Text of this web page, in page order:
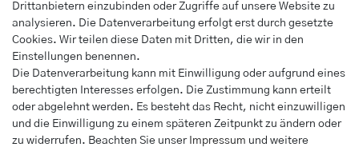
Drittanbietern einzubinden oder Zugriffe auf unsere Website zu
analysieren. Die Datenverarbeitung erfolgt erst durch gesetzte
Cookies. Wir teilen diese Daten mit Dritten, die wir in den
Einstellungen benennen.
Die Datenverarbeitung kann mit Einwilligung oder aufgrund eines
berechtigten Interesses erfolgen. Die Zustimmung kann erteilt
oder abgelehnt werden. Es besteht das Recht, nicht einzuwilligen
und die Einwilligung zu einem späteren Zeitpunkt zu ändern oder
zu widerrufen. Beachten Sie unser Impressum und weitere
Warenkorb
Kasse
INFORMATIONEN
Widerrufs­recht
Impressum
Daten­schutz­erklärung